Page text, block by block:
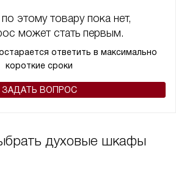
этому товару пока нет,
может стать первым.
ответить в максимально
короткие сроки
ЗАДАТЬ ВОПРОС
духовые шкафы